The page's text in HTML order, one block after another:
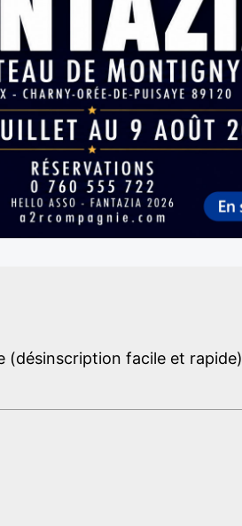
(désinscription facile et rapide)